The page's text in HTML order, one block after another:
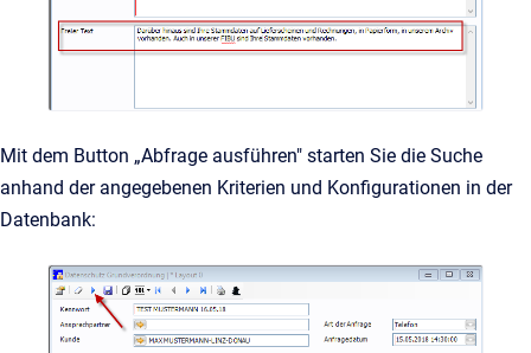
Mit dem Button „Abfrage ausführen" starten Sie die Suche
anhand der angegebenen Kriterien und Konfigurationen in der
Datenbank: